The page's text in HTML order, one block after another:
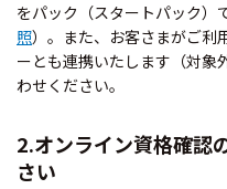
をパック（スタートパック
照）。また、お客さまがご利
ーとも連携いたします（対象
わせください。
2.オンライン資格確認
さい